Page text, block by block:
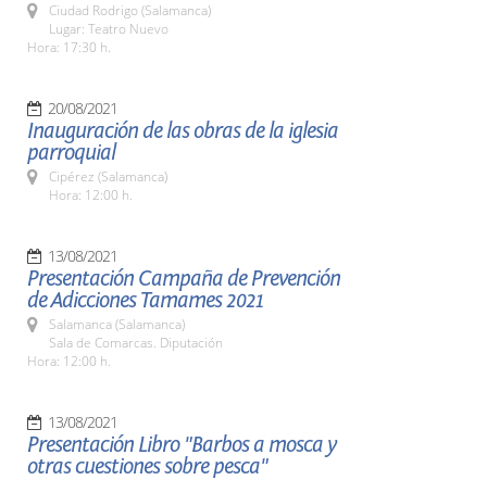
Ciudad Rodrigo (Salamanca)
Lugar: Teatro Nuevo
Hora: 17:30 h.
20/08/2021
Inauguración de las obras de la iglesia
parroquial
Cipérez (Salamanca)
Hora: 12:00 h.
13/08/2021
Presentación Campaña de Prevención
de Adicciones Tamames 2021
Salamanca (Salamanca)
Sala de Comarcas. Diputación
Hora: 12:00 h.
13/08/2021
Presentación Libro "Barbos a mosca y
otras cuestiones sobre pesca"